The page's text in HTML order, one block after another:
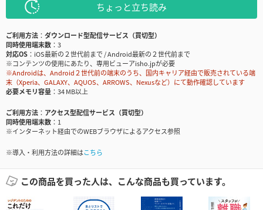
ちょっと立ち読み
ご利用方法
ダウンロード型配信サービス（買切型）
同時使用端末数
3
対応OS
iOS最新の２世代前まで / Android最新の２世代前まで
※コンテンツの使用にあたり、専用ビューアisho.jpが必要
※Androidは、Android２世代前の端末のうち、国内キャリア経由で販売されている端
末（Xperia、GALAXY、AQUOS、ARROWS、Nexusなど）にて動作確認しています
必要メモリ容量
34 MB以上
ご利用方法
アクセス型配信サービス（買切型）
同時使用端末数
1
※インターネット経由でのWEBブラウザによるアクセス参照
※導入・利用方法の詳細はこちら
この商品を買った人は、こんな商品も買っています。